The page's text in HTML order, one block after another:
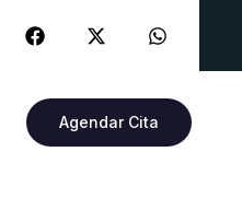
Agendar Cita